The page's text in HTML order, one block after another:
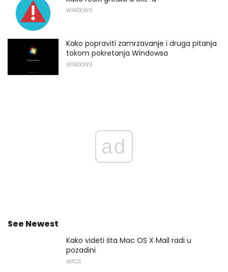
WINDOWS
Kako popraviti zamrzavanje i druga pitanja
tokom pokretanja Windowsa
WINDOWS
ad
See Newest
Kako videti šta Mac OS X Mail radi u
pozadini
MACS